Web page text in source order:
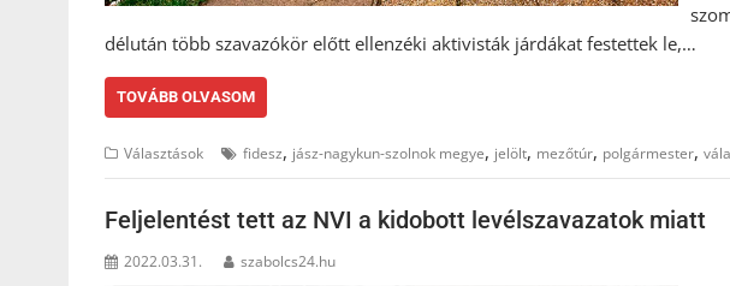
délután több szavazókör előtt ellenzéki aktivisták járdákat festettek le,…
TOVÁBB OLVASOM
Választások fidesz, jász-nagykun-szolnok megye, jelölt, mezőtúr, polgármester,
Feljelentést tett az NVI a kidobott levélszavazatok miatt
2022.03.31. szabolcs24.hu